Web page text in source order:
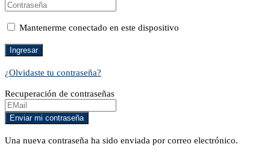
Mantenerme conectado en este dispositivo
¿Olvidaste tu contraseña?
Recuperación de contraseñas
Una nueva contraseña ha sido enviada por correo electrónico.